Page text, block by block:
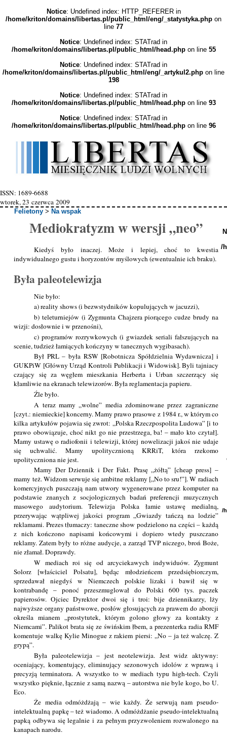
Notice: Undefined index: HTTP_REFERER in
/home/kriton/domains/libertas.pl/public_html/eng/_statystyka.php on
line 77
Notice: Undefined index: STATrad in
/home/kriton/domains/libertas.pl/public_html/head.phpon line 55
Notice: Undefined index: STATrad in
/home/kriton/domains/libertas.pl/public_html/eng/_artykul2.php on line
198
Notice: Undefined index: STATrad in
/home/kriton/domains/libertas.pl/public_html/head.phpon line 93
Notice: Undefined index: STATrad in
/home/kriton/domains/libertas.pl/public_html/head.phpon line 96
ISSN: 1689-6688
wtorek, 23 czerwca 2009
Felietony >Na wspak
Mediokratyzm w wersji „neo”
Kiedyś było inaczej. Może i lepiej, choć to kwestia
indywidualnego gustu i horyzontów myślowych (ewentualnie ich braku).
Była paleotelewizja
Nie było:
a) reality shows (i bezwstydników kopulujących w jacuzzi),
b) teleturniejów (i Zygmunta Chajzera piorącego cudze brudy na
wizji: dosłownie i w przenośni),
c) programów rozrywkowych (i gwiazdek seriali fałszujących na
scenie, tudzież łamiących kończyny w tanecznych wygibasach).
Był PRL – była RSW [Robotnicza Spółdzielnia Wydawnicza] i
GUKPiW [Główny Urząd Kontroli Publikacji i Widowisk]. Byli tajniacy
czający się za węgłem mieszkania Herberta i Urban szczerzący się
kłamliwie na ekranach telewizorów. Była reglamentacja papieru.
Źle było.
A teraz mamy „wolne” media zdominowane przez zagraniczne
[czyt.: niemieckie] koncerny. Mamy prawo prasowe z 1984 r., w którym co
kilka artykułów pojawia się zwrot: „Polska Rzeczpospolita Ludowa” [i to
prawo obowiązuje, choć nikt go nie przestrzega, ba! – mało kto czytał].
Mamy ustawę o radiofonii i telewizji, której nowelizacji jakoś nie udaje
się uchwalić. Mamy upolitycznioną KRRiT, która rzekomo
upolityczniona nie jest.
Mamy Der Dziennik i Der Fakt. Prasę „żółtą” [cheap press] –
mamy też. Widzom serwuje się ambitne reklamy [„No to sru!”]. W radiach
komercyjnych puszczają nam utwory wygenerowane przez komputer na
podstawie znanych z socjologicznych badań preferencji muzycznych
masowego audytorium. Telewizja Polska łamie ustawę medialną,
przerywając wątpliwej jakości program „Gwiazdy tańczą na lodzie”
reklamami. Prezes tłumaczy: taneczne show podzielono na części – każdą
z nich kończono napisami końcowymi i dopiero wtedy puszczano
reklamy. Zatem były to różne audycje, a zarząd TVP niczego, broń Boże,
nie złamał. Doprawdy.
W mediach roi się od arcyciekawych indywiduów. Zygmunt
Solorz [właściciel Polsatu], będąc młodzieńcem przedsiębiorczym,
sprzedawał niegdyś w Niemczech polskie lizaki i bawił się w
kontrabandę – ponoć przeszmuglował do Polski 600 tys. paczek
papierosów. Ojciec Dyrektor dwoi się i troi: bije dziennikarzy, lży
najwyższe organy państwowe, posłów głosujących za prawem do aborcji
określa mianem „prostytutek, którym golono głowy za kontakty z
Niemcami”. Palikot brata się ze świńskim łbem, a prezenterka radia RMF
komentuje walkę Kylie Minogue z rakiem piersi: „No – ja też walczę. Z
grypą”.
Była paleotelewizja – jest neotelewizja. Jest widz aktywny:
oceniający, komentujący, eliminujący sezonowych idolów z wprawą i
precyzją terminatora. A wszystko to w mediach typu high-tech. Czyli
wszystko pięknie, łącznie z samą nazwą – autorstwa nie byle kogo, bo U.
Eco.
Że media odmóżdżają – wie każdy. Że serwują nam pseudo-
intelektualną papkę – też wiadomo. A odmóżdżanie pseudo-intelektualną
papką odbywa się legalnie i za pełnym przyzwoleniem rozwalonego na
kanapach narodu.
/
/